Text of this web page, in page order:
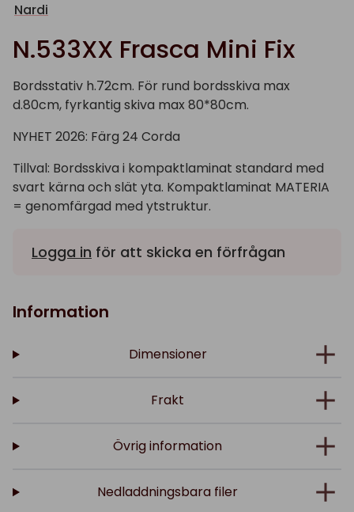
Nardi
N.533XX Frasca Mini Fix
Bordsstativ h.72cm. För rund bordsskiva max
d.80cm, fyrkantig skiva max 80*80cm.
NYHET 2026: Färg 24 Corda
Tillval: Bordsskiva i kompaktlaminat standard med
svart kärna och slät yta. Kompaktlaminat MATERIA
= genomfärgad med ytstruktur.
Logga in för att skicka en förfrågan
Information
Dimensioner
Frakt
Övrig information
Nedladdningsbara filer